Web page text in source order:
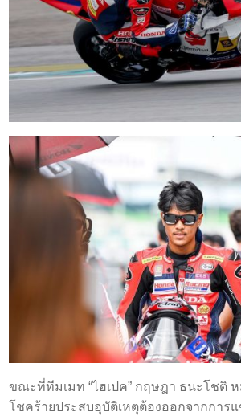
ขณะที่ทีมเมท “ไฮเปค” กฤษฎา ธนะโชติ ห
โชคร้ายประสบอุบัติเหตุต้องออกจากการ